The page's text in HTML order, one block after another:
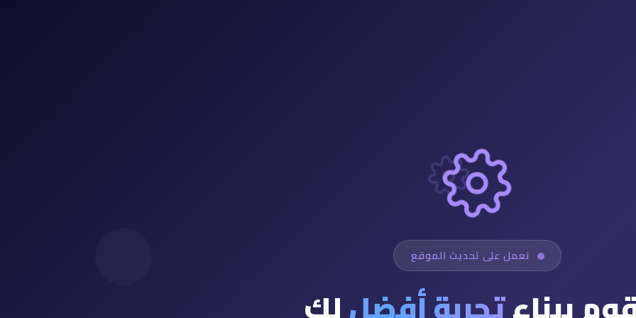
نعمل على تحديث الموقع